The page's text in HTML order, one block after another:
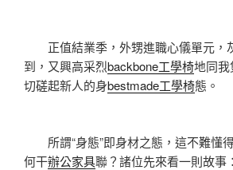
正值結業季，外甥進職心儀單元，
到，又興高采烈backbone工學椅地同我
切磋起新人的身bestmade工學椅態。
所謂“身態”即身材之態，這不難懂
何干辦公家具聯？諸位先來看一則故事：